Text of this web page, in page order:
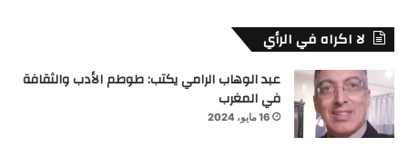
لا اكراه في الرأي
عبد الوهاب الرامي يكتب: طوطم الأدب والثقافة
في المغرب
16 مايو، 2024